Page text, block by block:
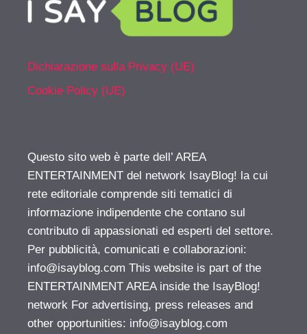
Dichiarazione sulla Privacy (UE)
Cookie Policy (UE)
Questo sito web è parte dell’ AREA
ENTERTAINMENT del network IsayBlog! la cui
rete editoriale comprende siti tematici di
informazione indipendente che contano sul
contributo di appassionati ed esperti del settore.
Per pubblicità, comunicati e collaborazioni:
info@isayblog.com This website is part of the
ENTERTAINMENT AREA inside the IsayBlog!
network For advertising, press releases and
other opportunities: info@isayblog.com